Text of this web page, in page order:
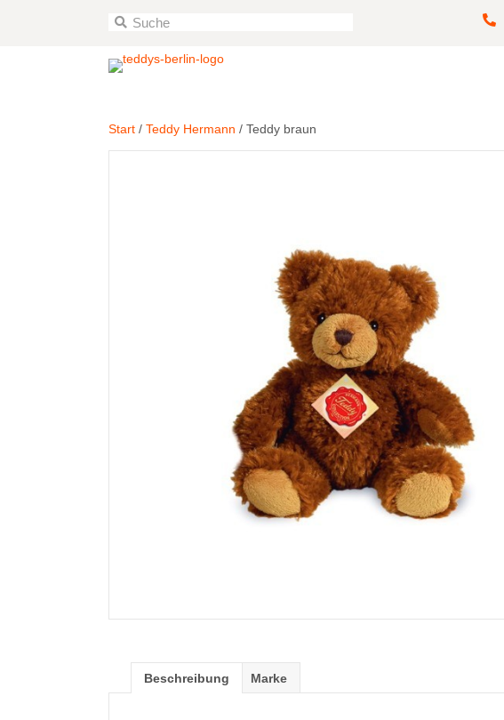
Start / Teddy Hermann / Teddy braun
Beschreibung Marke